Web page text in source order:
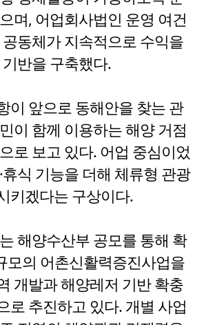
며, 어업회사법인 운영 여건
동체가 지속적으로 수익을
반을 구축했다.
이 앞으로 동해안을 찾는 관
이 함께 이용하는 해양 거점
로 보고 있다. 어업 중심이었
휴식 기능을 더해 체류형 관광
키겠다는 구상이다.
해양수산부 공모를 통해 확
모의 어촌신활력증진사업을
개발과 해양레저 기반 확충
로 추진하고 있다. 개별 사업